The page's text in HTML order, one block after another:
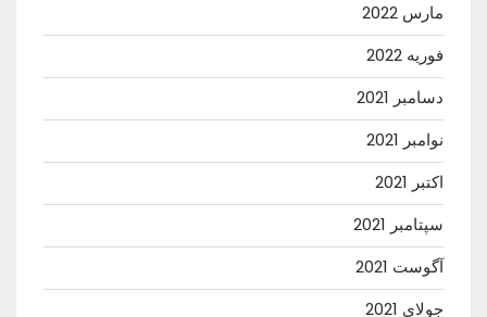
مارس 2022
فوریه 2022
دسامبر 2021
نوامبر 2021
اکتبر 2021
سپتامبر 2021
آگوست 2021
جولای 2021